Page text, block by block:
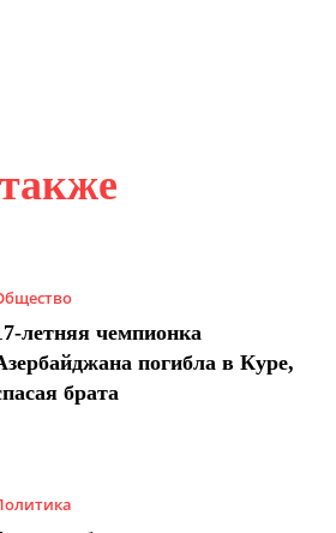
летняя чемпионка
погибла в Куре,
брата